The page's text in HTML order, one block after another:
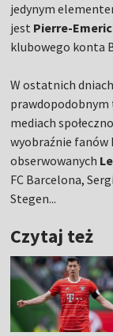
jedynym
jest Pierre-
klubowego konta
W ostatnich
mediach
wyobraźnie fanów
obserwowanych
FC Barcelona,
Stegen...
Czytaj też